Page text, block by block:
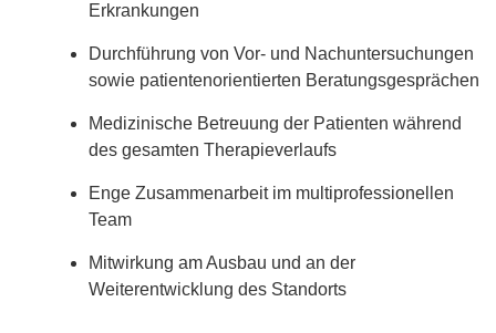
Erkrankungen
Durchführung von Vor- und Nachuntersuchungen
sowie patientenorientierten Beratungsgesprächen
Medizinische Betreuung der Patienten während
des gesamten Therapieverlaufs
Enge Zusammenarbeit im multiprofessionellen
Team
Mitwirkung am Ausbau und an der
Weiterentwicklung des Standorts